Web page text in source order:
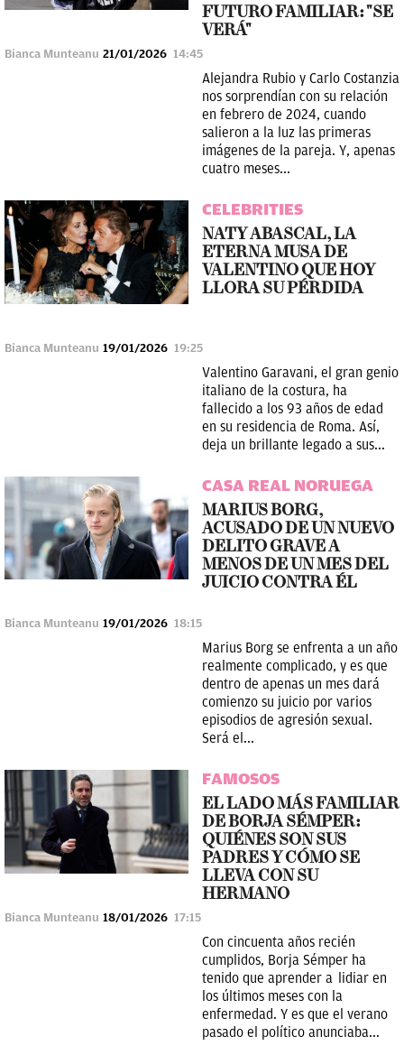
FUTURO FAMILIAR: "SE
VERÁ"
Bianca Munteanu 21/01/2026 14:45
Alejandra Rubio y Carlo Costanzia
nos sorprendían con su relación
en febrero de 2024, cuando
salieron a la luz las primeras
imágenes de la pareja. Y, apenas
cuatro meses...
CELEBRITIES
NATY ABASCAL, LA
ETERNA MUSA DE
VALENTINO QUE HOY
LLORA SU PÉRDIDA
Bianca Munteanu 19/01/2026 19:25
Valentino Garavani, el gran genio
italiano de la costura, ha
fallecido a los 93 años de edad
en su residencia de Roma. Así,
deja un brillante legado a sus...
CASA REAL NORUEGA
⁠MARIUS BORG,
ACUSADO DE UN NUEVO
DELITO GRAVE A
MENOS DE UN MES DEL
JUICIO CONTRA ÉL
Bianca Munteanu 19/01/2026 18:15
Marius Borg se enfrenta a un año
realmente complicado, y es que
dentro de apenas un mes dará
comienzo su juicio por varios
episodios de agresión sexual.
Será el...
FAMOSOS
EL LADO MÁS FAMILIAR
DE BORJA SÉMPER:
QUIÉNES SON SUS
PADRES Y CÓMO SE
LLEVA CON SU
HERMANO
Bianca Munteanu 18/01/2026 17:15
Con cincuenta años recién
cumplidos, Borja Sémper ha
tenido que aprender a lidiar en
los últimos meses con la
enfermedad. Y es que el verano
pasado el político anunciaba...